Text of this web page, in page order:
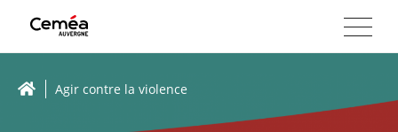
Agir contre la violence